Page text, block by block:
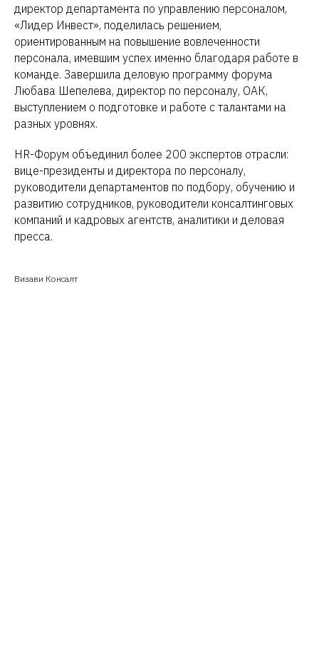
директор департамента по управлению персоналом,
«Лидер Инвест», поделилась решением,
ориентированным на повышение вовлеченности
персонала, имевшим успех именно благодаря работе в
команде. Завершила деловую программу форума
Любава Шепелева, директор по персоналу, ОАК,
выступлением о подготовке и работе с талантами на
разных уровнях.
HR-Форум объединил более 200 экспертов отрасли:
вице-президенты и директора по персоналу,
руководители департаментов по подбору, обучению и
развитию сотрудников, руководители консалтинговых
компаний и кадровых агентств, аналитики и деловая
пресса.
Визави Консалт